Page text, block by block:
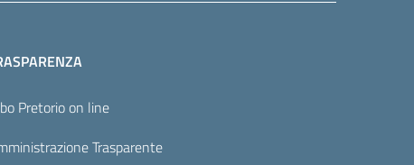
Pretorio on line
Trasparente